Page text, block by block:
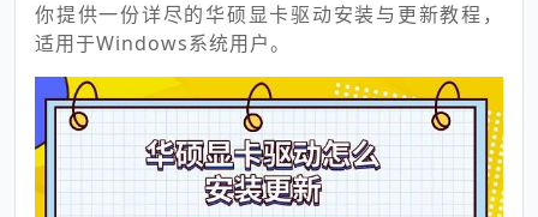
你提供一份详尽的华硕显卡驱动安装与更新教程，
适用于Windows系统用户。